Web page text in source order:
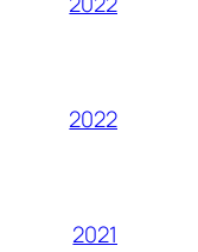
2022
2021